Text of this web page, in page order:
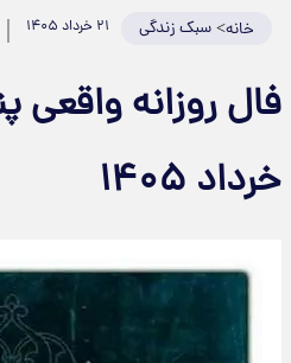
خانه>سبک زندگی ۲۱ خرداد ۱۴۰۵
خرداد ۱۴۰۵